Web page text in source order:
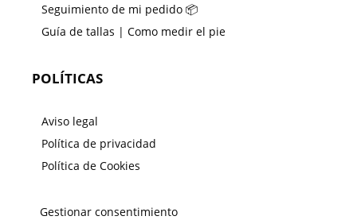
Seguimiento de mi pedido 📦
Guía de tallas | Como medir el pie
POLÍTICAS
Aviso legal
Política de privacidad
Política de Cookies
Gestionar consentimiento